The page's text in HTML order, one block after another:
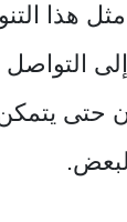
هذا
حتى